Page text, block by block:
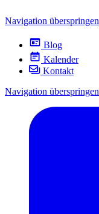
Navigation überspringen
Blog
Kalender
Kontakt
Navigation überspringen